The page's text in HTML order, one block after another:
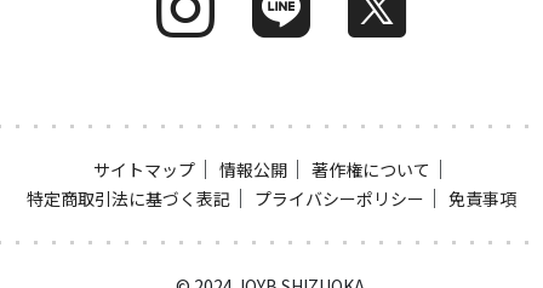
サイトマップ ｜ 情報公開 ｜ 著作権について ｜
特定商取引法に基づく表記 ｜ プライバシーポリシー ｜ 免責事項